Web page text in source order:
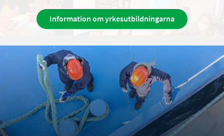
Information om yrkesutbildningarna